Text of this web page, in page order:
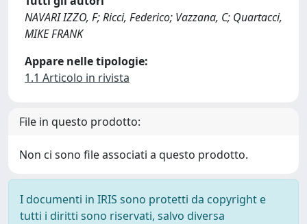
NAVARI IZZO, F; Ricci, Federico; Vazzana, C; Quartacci,
MIKE FRANK
Appare nelle tipologie:
1.1 Articolo in rivista
File in questo prodotto:
Non ci sono file associati a questo prodotto.
I documenti in IRIS sono protetti da copyright e
tutti i diritti sono riservati, salvo diversa